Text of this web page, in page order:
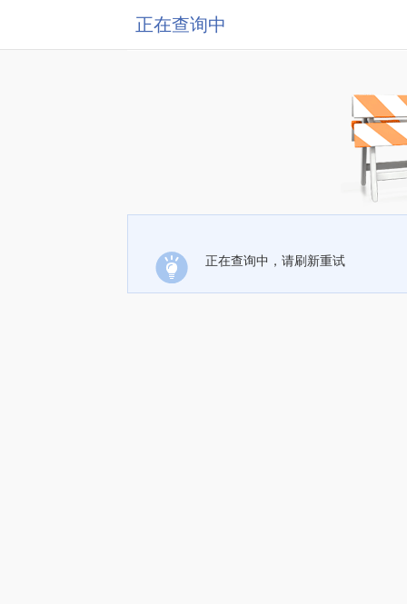
正在查询中
正在查询中，请刷新重试